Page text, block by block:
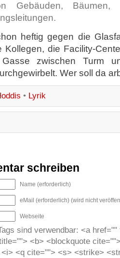
Gebäuden, Bäumen,
heftig gegen die
Kollegen, die Facility-
zwischen Turm
Wer soll da
• Lyrik
schreiben
Name (erforderlich)
eMail (erforderlich) (wird nicht
Webseite
sind verwendbar: <a
<b> <blockquote
<q cite=""> <s> <strike>